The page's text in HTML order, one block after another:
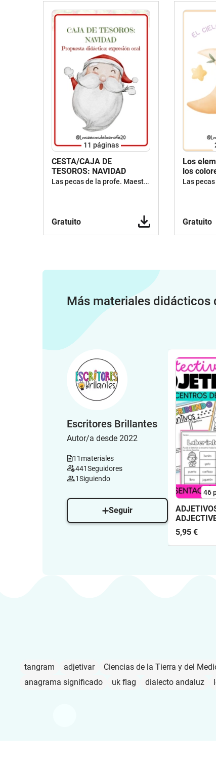
11 páginas
CESTA/CAJA DE
TESOROS: NAVIDAD
Las pecas de la profe. Maestra y escritora de cuentos
Gratuito
Los
los
Gratuito
Más materiales didácticos
Escritores Brillantes
Autor/a desde 2022
11 materiales
441Seguidores
1Siguiendo
Seguir
46
5,95 €
tangram adjetivar Ciencias de la Tierra y del
anagrama significado
uk flag dialecto andaluz